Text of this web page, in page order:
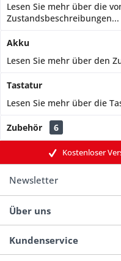
Lesen Sie mehr über die
Zustandsbeschreibungen...
Akku
Lesen Sie mehr über den
Tastatur
Lesen Sie mehr über die
Zubehör 6
Kostenloser
Newsletter
Über uns
Kundenservice